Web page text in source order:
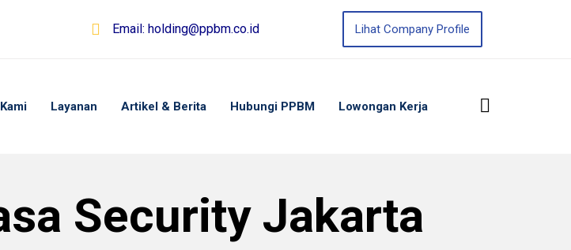
Email: holding@ppbm.co.id Lihat Company Profile
Layanan Artikel & Berita Hubungi PPBM Lowongan Kerja
Security Jakarta